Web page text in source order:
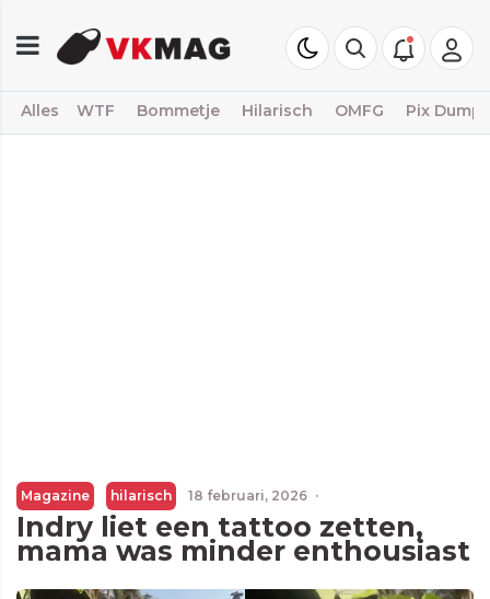
Alles WTF Bommetje Hilarisch OMFG Pix Dump
Magazine hilarisch 18 februari, 2026 ·
Indry liet een tattoo zetten,
mama was minder enthousiast